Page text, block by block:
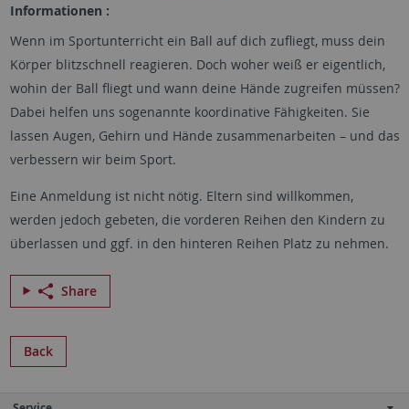
Informationen :
Wenn im Sportunterricht ein Ball auf dich zufliegt, muss dein
Körper blitzschnell reagieren. Doch woher weiß er eigentlich,
wohin der Ball fliegt und wann deine Hände zugreifen müssen?
Dabei helfen uns sogenannte koordinative Fähigkeiten. Sie
lassen Augen, Gehirn und Hände zusammenarbeiten – und das
verbessern wir beim Sport.
Eine Anmeldung ist nicht nötig. Eltern sind willkommen,
werden jedoch gebeten, die vorderen Reihen den Kindern zu
überlassen und ggf. in den hinteren Reihen Platz zu nehmen.
Share
Back